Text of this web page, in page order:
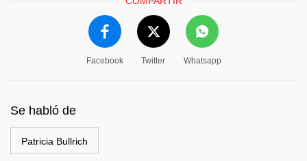
Facebook Twitter Whatsapp
Se habló de
Patricia Bullrich